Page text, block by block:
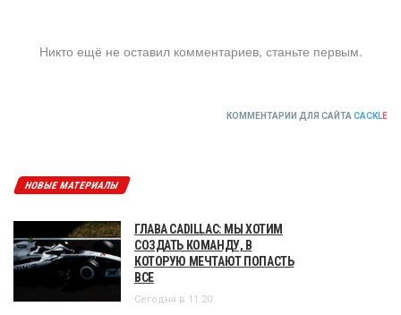
Никто ещё не оставил комментариев, станьте первым.
КОММЕНТАРИИ ДЛЯ САЙТА CACKLE
НОВЫЕ МАТЕРИАЛЫ
ГЛАВА CADILLAC: МЫ ХОТИМ
СОЗДАТЬ КОМАНДУ, В
КОТОРУЮ МЕЧТАЮТ ПОПАСТЬ
ВСЕ
Сегодня в 11:20